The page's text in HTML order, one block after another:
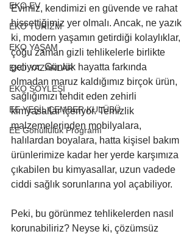
EKO EV
EKO TURİZM
EKO YAŞAM
EKO YAZARLAR
EKO SÖYLEŞİ
EE YEŞİL ÇEMBER KULÜBÜ
EE Gönüllülük Programı
Evimiz, kendimizi en güvende ve rahat
hissettiğimiz yer olmalı. Ancak, ne yazık
ki, modern yaşamın getirdiği kolaylıklar,
çoğu zaman gizli tehlikelerle birlikte
geliyor. Günlük hayatta farkında
olmadan maruz kaldığımız birçok ürün,
sağlığımızı tehdit eden zehirli
kimyasallar içeriyor. Temizlik
malzemelerinden mobilyalara,
halılardan boyalara, hatta kişisel bakım
ürünlerimize kadar her yerde karşımıza
çıkabilen bu kimyasallar, uzun vadede
ciddi sağlık sorunlarına yol açabiliyor.
Peki, bu görünmez tehlikelerden nasıl
korunabiliriz? Neyse ki, çözümsüz